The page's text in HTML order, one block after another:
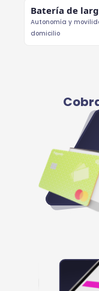
Batería de
Autonomía y
domicilio